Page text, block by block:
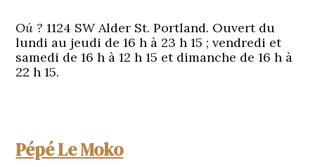
Oú ? 1124 SW Alder St. Portland. Ouvert du
lundi au jeudi de 16 h à 23 h 15 ; vendredi et
samedi de 16 h à 12 h 15 et dimanche de 16 h à
22 h 15.
Pépé Le Moko